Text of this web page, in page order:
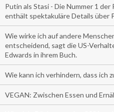
Putin als Stasi - Die Nummer 1
enthält spektakuläre Details über
Wie wirke ich auf andere
entscheidend, sagt die US-
Edwards in ihrem Buch.
Wie kann ich verhindern, dass ich
VEGAN: Zwischen Essen und